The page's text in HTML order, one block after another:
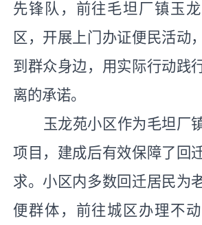
先锋队，前往毛坦厂镇玉
区，开展上门办证便民活动
到群众身边 ，用实际行动践
离的承诺。
玉龙苑小区作为毛坦厂
项目，建成后有效保障了回
求。小区内多数回迁居民为
便群体，前往城区办理不